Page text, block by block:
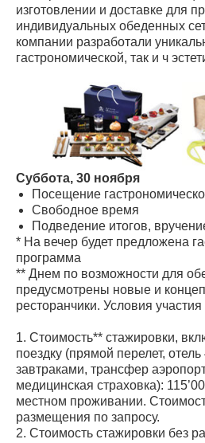
изготовлении и доставке для
индивидуальных обеденных
компании разработали
гастрономической, так и ч
Суббота, 30 ноября
Посещение
Свободное время
Подведение итогов,
* На вечер будет предложена
программа
** Днем по возможности для
предусмотрены новые и
ресторанчики. Условия
1. Стоимость** стажировки,
поездку (прямой перелет,
завтраками, трансфер
медицинская страховка):
местном проживании.
размещения по запросу.
2. Стоимость стажировки без